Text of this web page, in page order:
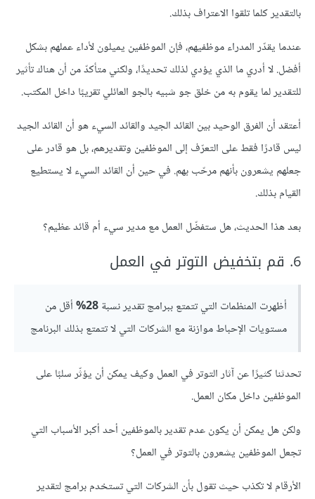
بالتقدير كلما تلقوا الاعتراف بذلك.
عندما يقدّر المدراء موظفيهم، فإن الموظفين يميلون لأداء عملهم بشكل
أفضل. لا أدري ما الذي يؤدي لذلك تحديدًا، ولكني متأكدّ من أن هناك تأثير
للتقدير لما يقوم به من خلق جو شبيه بالجو العائلي تقريبًا داخل المكتب.
أعتقد أن الفرق الوحيد بين القائد الجيد والقائد السيء هو أن القائد الجيد
ليس قادرًا فقط على التعرّف إلى الموظفين وتقديرهم، بل هو قادر على
جعلهم يشعرون بأنهم مرحّب بهم. في حين أن القائد السيء لا يستطيع
القيام بذلك.
بعد هذا الحديث، هل ستفضّل العمل مع مدير سيء أم قائد عظيم؟
6. قم بتخفيض التوتر في العمل
أظهرت المنظمات التي تتمتع ببرامج تقدير نسبة28%
أقل من
مستويات الإحباط موازنة مع الشركات التي لا تتمتع بذلك البرنامج
تحدثنا كثيرًا عن آثار التوتر في العمل وكيف يمكن أن يؤثّر سلبًا على
الموظفين داخل مكان العمل.
ولكن هل يمكن أن يكون عدم تقدير بالموظفين أحد أكبر الأسباب التي
تجعل الموظفين يشعرون بالتوتر في العمل؟
الأرقام لا تكذب حيث تقول بأن الشركات التي تستخدم برامج لتقدير